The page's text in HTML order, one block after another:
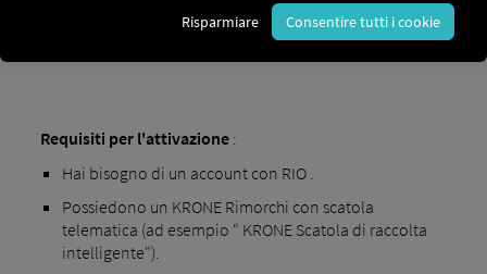
Requisiti per l'attivazione:
Hai bisogno di un account con RIO .
Possiedono un KRONE Rimorchi con scatola
telematica (ad esempio “ KRONE Scatola di raccolta
intelligente").
Risparmiare Consentire tutti i cookie